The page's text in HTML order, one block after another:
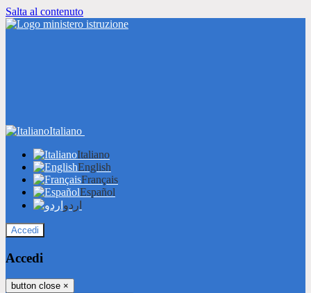
Salta al contenuto
Italiano
Italiano
English
Français
Español
اردو
Accedi
Accedi
button close ×